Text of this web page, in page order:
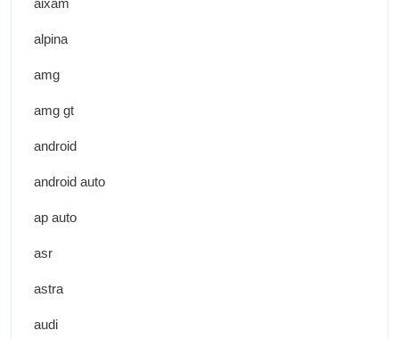
aixam
alpina
amg
amg gt
android
android auto
ap auto
asr
astra
audi